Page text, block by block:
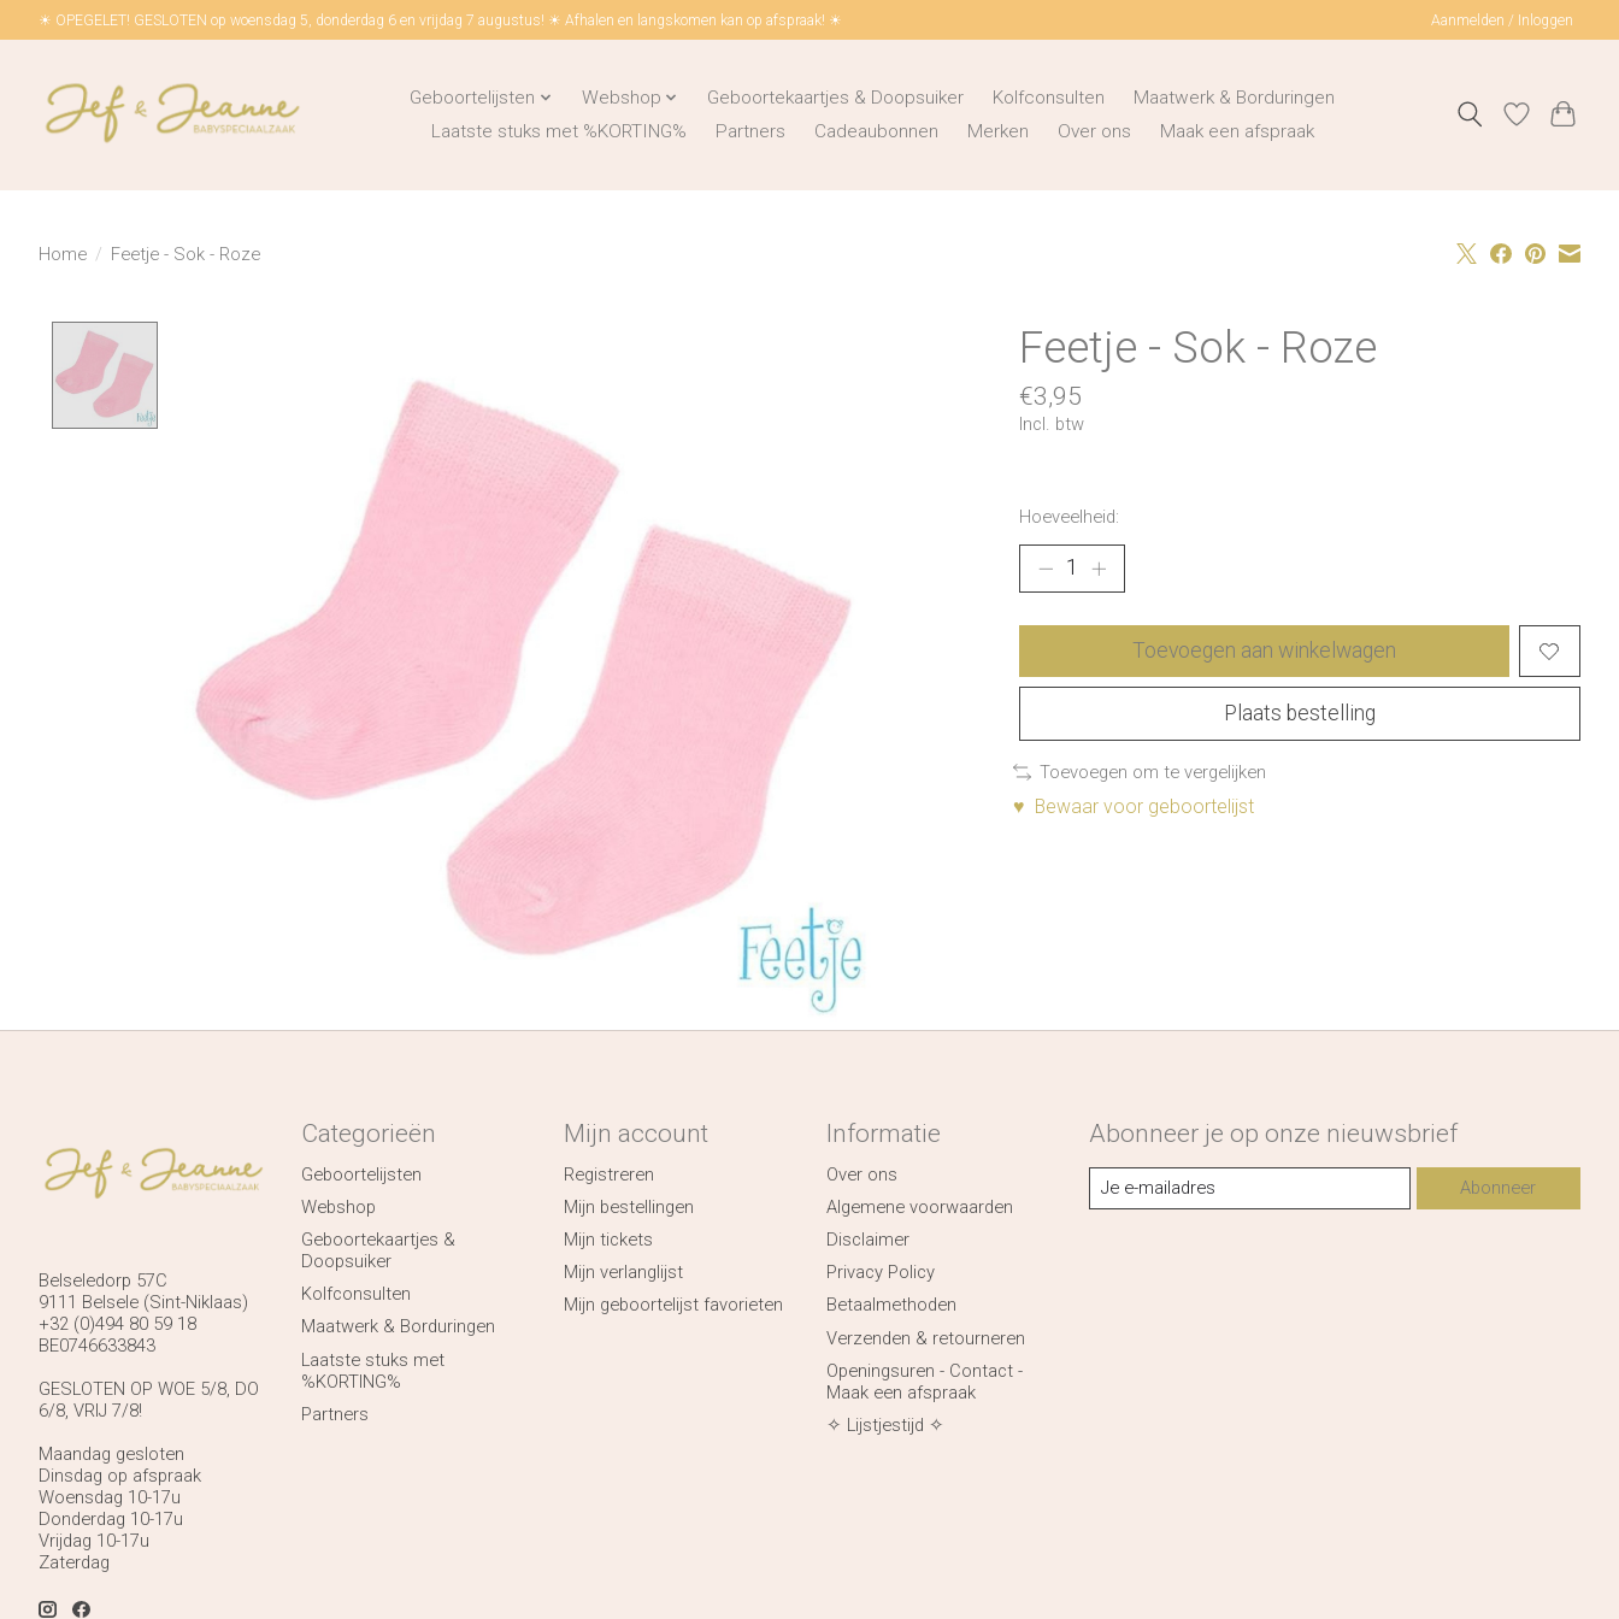
☀ OPEGELET! GESLOTEN op woensdag 5, donderdag 6 en vrijdag 7 augustus! ☀ Afhalen en langskomen kan op afspraak! ☀ Aanmelden / Inloggen
Geboortelijsten Webshop Geboortekaartjes & Doopsuiker Kolfconsulten
Maatwerk & Borduringen
Laatste stuks met %KORTING%
Partners Cadeaubonnen Merken Over ons Maak een afspraak
Home / Feetje - Sok - Roze
Feetje - Sok - Roze
€3,95
Incl. btw
Hoeveelheid:
Toevoegen aan winkelwagen
Plaats bestelling
Toevoegen om te vergelijken
♥ Bewaar voor geboortelijst
Belseledorp 57C
9111 Belsele (Sint-Niklaas)
+32 (0)494 80 59 18
BE0746633843
GESLOTEN OP WOE 5/8, DO
6/8, VRIJ 7/8!
Maandag gesloten
Dinsdag op afspraak
Woensdag 10-17u
Donderdag 10-17u
Vrijdag 10-17u
Zaterdag
Categorieën
Geboortelijsten
Webshop
Geboortekaartjes &
Doopsuiker
Kolfconsulten
Maatwerk & Borduringen
Laatste stuks met
%KORTING%
Partners
Mijn account
Registreren
Mijn bestellingen
Mijn tickets
Mijn verlanglijst
Mijn geboortelijst favorieten
Informatie
Over ons
Algemene voorwaarden
Disclaimer
Privacy Policy
Betaalmethoden
Verzenden & retourneren
Openingsuren - Contact -
Maak een afspraak
✧ Lijstjestijd ✧
Abonneer je op onze nieuwsbrief
Abonneer